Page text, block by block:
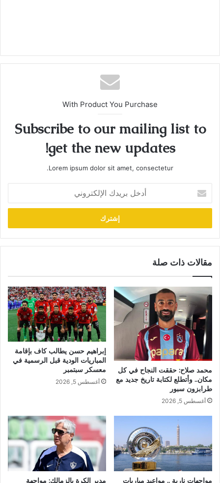
With Product You Purchase
Subscribe to our mailing list to
get the new updates!
Lorem ipsum dolor sit amet, consectetur.
بريدك
الإلكتروني
مقالات ذات صلة
محمد صلاح: حققت النجاح في كل
مكان.. وأتطلع لكتابة تاريخ جديد مع
طرابزون سبور
أغسطس 5, 2026
إبراهيم حسن يطالب كاف بإقامة
المباريات الودية قبل الرسمية في
معسكر سبتمبر
أغسطس 5, 2026
مواجهات نارية .. مواعيد مباريات مدير الكرة بالزمالك: مواجهة